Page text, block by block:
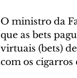
O ministro da
que as bets
virtuais (bets)
com os cigarros